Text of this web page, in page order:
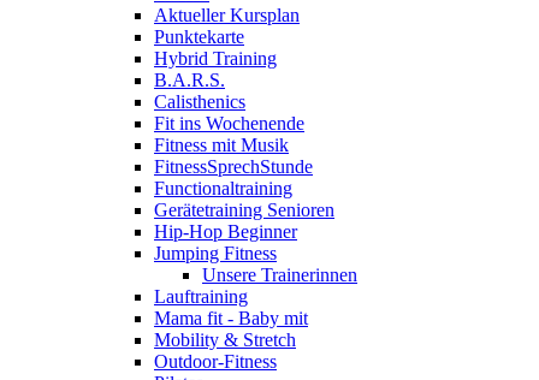
Aktueller Kursplan
Punktekarte
Hybrid Training
B.A.R.S.
Calisthenics
Fit ins Wochenende
Fitness mit Musik
FitnessSprechStunde
Functionaltraining
Gerätetraining Senioren
Hip-Hop Beginner
Jumping Fitness
Unsere Trainerinnen
Lauftraining
Mama fit - Baby mit
Mobility & Stretch
Outdoor-Fitness